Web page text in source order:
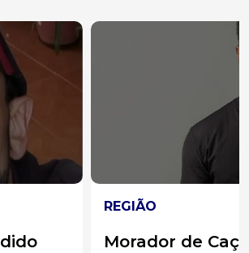
Caçador vira réu por